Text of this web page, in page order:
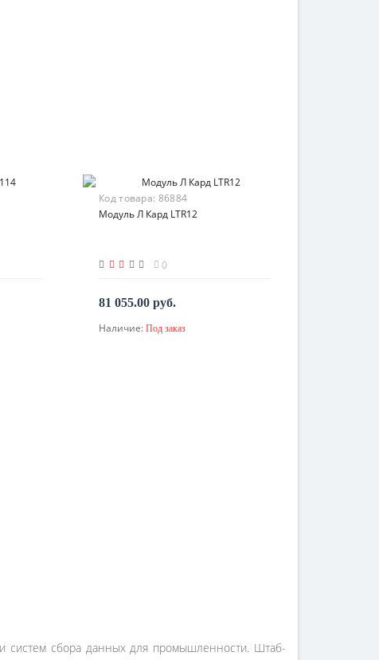
Код товара: 86884
Модуль Л Кард LTR12
0
81 055.00 руб.
По запросу
Наличие: Под заказ
систем сбора данных для промышленности. Штаб-